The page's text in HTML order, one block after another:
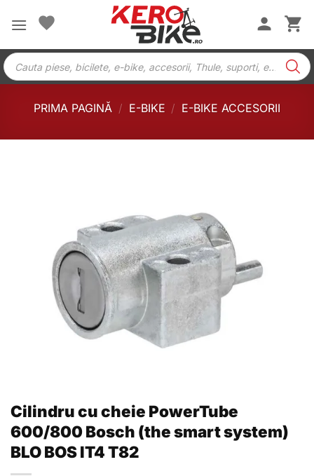
Products
search
PRIMA PAGINĂ / E-BIKE / E-BIKE ACCESORII
Cilindru cu cheie PowerTube
600/800 Bosch (the smart system)
BLO BOS IT4 T82